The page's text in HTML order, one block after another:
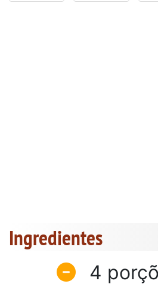
Ingredientes
4